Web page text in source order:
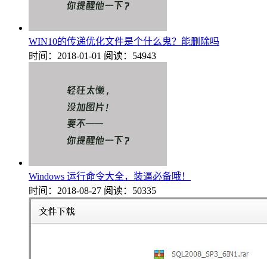
WIN10的传递优化文件是个什么鬼？能删除吗
时间：2018-01-01 阅读：54943
Windows 运行命令大全，装逼必备哦！
时间：2018-08-27 阅读：50335